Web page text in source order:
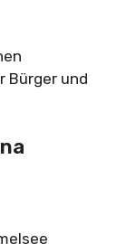
Bürger und